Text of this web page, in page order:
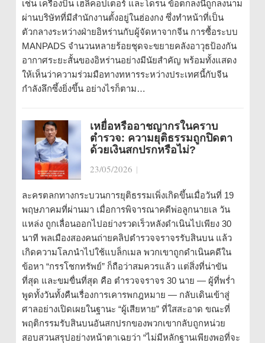
เช่น เครื่องบิน เฮลิคอปเตอร์ และโดรน ข้อตกลงนี้ถูกลงนาม
ผ่านบริษัทที่มีสำนักงานตั้งอยู่ในฮ่องกง ซึ่งทำหน้าที่เป็น
ตัวกลางระหว่างฝ่ายอิหร่านกับผู้จัดหาจากจีน การซื้อระบบ
MANPADS จำนวนหลายร้อยชุดจะขยายคลังอาวุธป้องกัน
อากาศระยะสั้นของอิหร่านอย่างมีนัยสำคัญ พร้อมทั้งแสดง
ให้เห็นว่าความร่วมมือทางทหารระหว่างประเทศนี้กับจีน
กำลังลึกซึ้งยิ่งขึ้น อย่างไรก็ตาม…
เหยื่อหรืออาชญากรในคราบ
ตำรวจ: ความยุติธรรมถูกปิดตา
ด้วยเงินสกปรกหรือไม่?
23/05/2026 |
ละครตลกทางกระบวนการยุติธรรมเพิ่งเกิดขึ้นเมื่อวันที่ 19
พฤษภาคมที่ผ่านมา เมื่อการพิจารณาคดีพ่อลูกนายเล วัน
แหล่ง ถูกเลื่อนออกไปอย่างรวดเร็วหลังดำเนินไปเพียง 30
นาที พลเมืองสองคนถ่ายคลิปตำรวจจราจรรับสินบน แล้ว
เกิดความโลภนำไปใช้แบล็กเมล พวกเขาถูกดำเนินคดีใน
ข้อหา “กรรโชกทรัพย์” ก็ถือว่าสมควรแล้ว แต่สิ่งที่น่าขัน
ที่สุด และขมขื่นที่สุด คือ ตำรวจจราจร 30 นาย — ผู้ที่พร่ำ
พูดทั้งวันทั้งคืนเรื่องการเคารพกฎหมาย — กลับเดินเข้าสู่
ศาลอย่างเปิดเผยในฐานะ “ผู้เสียหาย” ที่ใสสะอาด ขณะที่
พฤติกรรมรับสินบนอันสกปรกของพวกเขากลับถูกหน่วย
สอบสวนสรุปอย่างหน้าตาเฉยว่า “ไม่มีหลักฐานเพียงพอที่จะ